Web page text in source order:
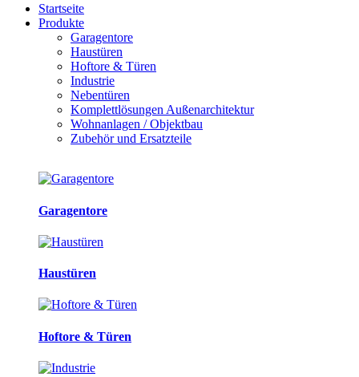
Startseite
Produkte
Garagentore
Haustüren
Hoftore & Türen
Industrie
Nebentüren
Komplettlösungen Außenarchitektur
Wohnanlagen / Objektbau
Zubehör und Ersatzteile
Garagentore
Haustüren
Hoftore & Türen